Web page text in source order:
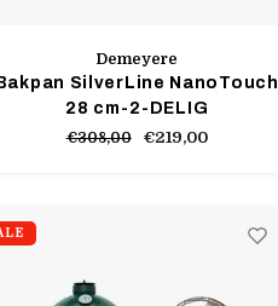
Demeyere
Bakpan SilverLine NanoTouch
28 cm-2-DELIG
€308,00 €219,00